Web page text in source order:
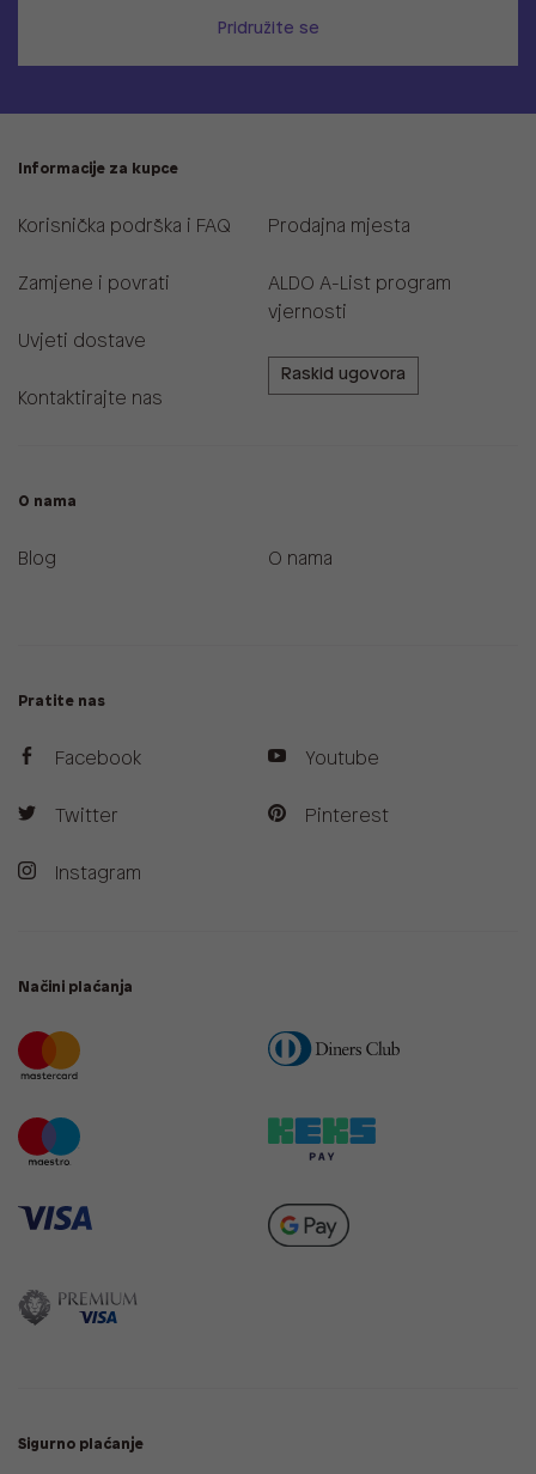
Pridružite se
Informacije za kupce
Korisnička podrška i FAQ
Zamjene i povrati
Uvjeti dostave
Kontaktirajte nas
Prodajna mjesta
ALDO A-List program
vjernosti
Raskid ugovora
O nama
Blog O nama
Pratite nas
Facebook
Twitter
Instagram
Youtube
Pinterest
Načini plaćanja
Sigurno plaćanje